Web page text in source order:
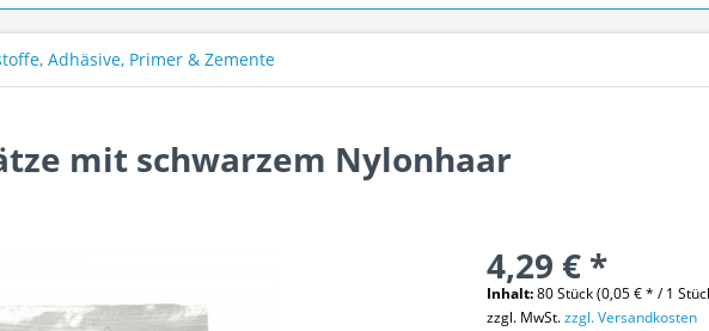
Adhäsive, Primer & Zemente
mit schwarzem Nylonhaar
4,29 € *
Inhalt:80 Stück (0,05 € * / 1
zzgl. MwSt.zzgl. Versandkosten